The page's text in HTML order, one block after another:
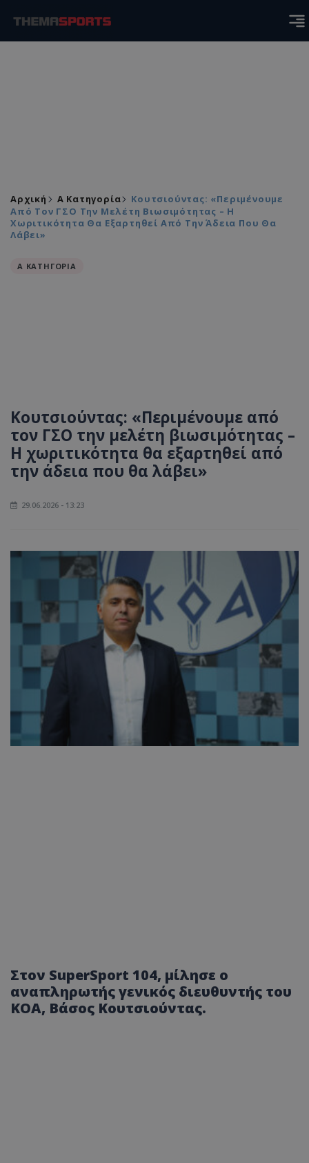
Αρχική Α Κατηγορία
Κουτσιούντας: «Περιμένουμε
Από Τον ΓΣΟ Την Μελέτη Βιωσιμότητας – Η
Χωριτικότητα Θα Εξαρτηθεί Από Την Άδεια Που Θα
Λάβει»
Α ΚΑΤΗΓΟΡΙΑ
Κουτσιούντας: «Περιμένουμε από
τον ΓΣΟ την μελέτη βιωσιμότητας –
Η χωριτικότητα θα εξαρτηθεί από
την άδεια που θα λάβει»
29.06.2026 - 13:23
Στον SuperSport 104, μίλησε ο
αναπληρωτής γενικός διευθυντής του
ΚΟΑ, Βάσος Κουτσιούντας.